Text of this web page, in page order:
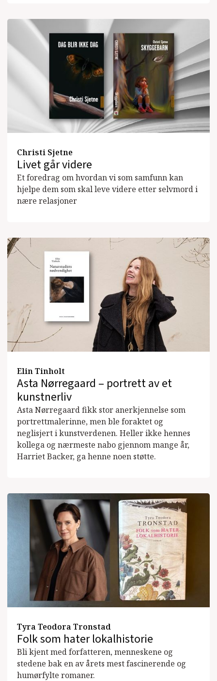
Christi Sjetne
Livet går videre
Et foredrag om hvordan vi som samfunn kan
hjelpe dem som skal leve videre etter selvmord i
nære relasjoner
Elin Tinholt
Asta Nørregaard – portrett av et
kunstnerliv
Asta Nørregaard fikk stor anerkjennelse som
portrettmalerinne, men ble foraktet og
neglisjert i kunstverdenen. Heller ikke hennes
kollega og nærmeste nabo gjennom mange år,
Harriet Backer, ga henne noen støtte.
Tyra Teodora Tronstad
Folk som hater lokalhistorie
Bli kjent med forfatteren, menneskene og
stedene bak en av årets mest fascinerende og
humørfylte romaner.